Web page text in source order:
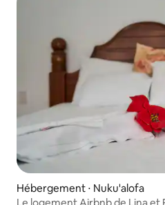
Hébergement ⋅ Nuku'alofa
Le logement Airbnb de Lina et